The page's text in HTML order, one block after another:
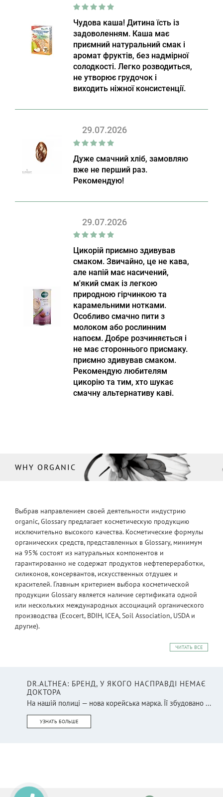
Чудова каша! Дитина їсть із
задоволенням. Каша має
приємний натуральний смак і
аромат фруктів, без надмірної
солодкості. Легко розводиться,
не утворює грудочок і
виходить ніжної консистенції.
29.07.2026
Дуже смачний хліб, замовляю
вже не перший раз.
Рекомендую!
29.07.2026
Цикорій приємно здивував
смаком. Звичайно, це не кава,
але напій має насичений,
м'який смак із легкою
природною гірчинкою та
карамельними нотками.
Особливо смачно пити з
молоком або рослинним
напоєм. Добре розчиняється і
не має стороннього присмаку.
приємно здивував смаком.
Рекомендую любителям
цикорію та тим, хто шукає
смачну альтернативу каві.
WHY ORGANIC
Выбрав направлением своей деятельности индустрию
organic, Glossary предлагает косметическую продукцию
исключительно высокого качества. Косметические формулы
органических средств, представленных в Glossary, минимум
на 95% состоят из натуральных компонентов и
гарантированно не содержат продуктов нефтепереработки,
силиконов, консервантов, искусственных отдушек и
красителей. Главным критерием выбора косметической
продукции Glossary является наличие сертификата одной
или нескольких международных ассоциаций органического
производства (Ecocert, BDIH, ICEA, Soil Association, USDA и
другие).
ЧИТАТЬ ВСЕ
DR.ALTHEA: БРЕНД, У ЯКОГО НАСПРАВДІ НЕМАЄ
ДОКТОРА
На нашій полиці — нова корейська марка. Її збудовано ...
УЗНАТЬ БОЛЬШЕ